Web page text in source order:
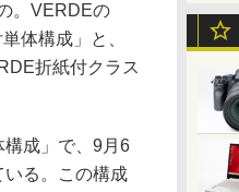
。VERDEの
体構成」と、
折紙付クラス
成」で、9月6
いる。この構成